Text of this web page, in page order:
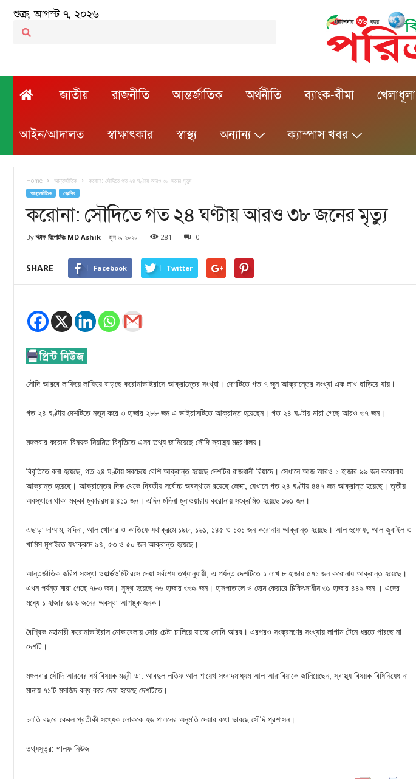
শুক্র, আগস্ট ৭, ২০২৬
জাতীয় রাজনীতি আন্তর্জাতিক অর্থনীতি ব্যাংক-বীমা খেলাধূলা
আইন/আদালত স্বাক্ষাৎকার স্বাস্থ্য অন্যান্য ক্যাম্পাস খবর
Home আন্তর্জাতিক করোনা: সৌদিতে গত ২৪ ঘণ্টায় আরও ৩৮ জনের মৃত্যু
আন্তর্জাতিক ব্রেকিং
করোনা: সৌদিতে গত ২৪ ঘণ্টায় আরও ৩৮ জনের মৃত্যু
By স্টাফ রিপোর্টারঃ MD Ashik - জুন ৯, ২০২০ 281 0
SHARE Facebook Twitter
সৌদি আরবে লাফিয়ে লাফিয়ে বাড়ছে করোনাভাইরাসে আক্রান্তের সংখ্যা। দেশটিতে গত ৭ জুন আক্রান্তের সংখ্যা এক লাখ ছাড়িয়ে যায়।
গত ২৪ ঘণ্টায় দেশটিতে নতুন করে ৩ হাজার ২৮৮ জন এ ভাইরাসটিতে আক্রান্ত হয়েছেন। গত ২৪ ঘণ্টায় মারা গেছে আরও ৩৭ জন।
মঙ্গলবার করোনা বিষয়ক নিয়মিত বিবৃতিতে এসব তথ্য জানিয়েছে সৌদি স্বাস্থ্য মন্ত্রণালয়।
বিবৃতিতে বলা হয়েছে, গত ২৪ ঘণ্টায় সবচেয়ে বেশি আক্রান্ত হয়েছে দেশটির রাজধানী রিয়াদে। সেখানে আজ আরও ১ হাজার ৯৯ জন করোনায়
আক্রান্ত হয়েছে। আক্রান্তের দিক থেকে দ্বিতীয় সর্বোচ্চ অবস্থানে রয়েছে জেদ্দা, যেখানে গত ২৪ ঘণ্টায় ৪৪৭ জন আক্রান্ত হয়েছে। তৃতীয়
অবস্থানে থাকা মক্কা মুকাররমায় ৪১১ জন। এদিন মদিনা মুনাওয়ারায় করোনায় সংক্রমিত হয়েছে ১৬১ জন।
এছাড়া দাম্মাম, মদিনা, আল খোবার ও কাতিফে যথাক্রমে ১৯৮, ১৬১, ১৪৫ ও ১৩১ জন করোনায় আক্রান্ত হয়েছে। আল হুফোফ, আল জুবাইল ও
খামিস মুশাইতে যথাক্রমে ৯৪, ৫৩ ও ৫০ জন আক্রান্ত হয়েছে।
আন্তর্জাতিক জরিপ সংস্থা ওয়ার্ল্ডওমিটারসে দেয়া সর্বশেষ তথ্যানুযায়ী, এ পর্যন্ত দেশটিতে ১ লাখ ৮ হাজার ৫৭১ জন করোনায় আক্রান্ত হয়েছে।
এখন পর্যন্ত মারা গেছে ৭৮৩ জন। সুস্থ হয়েছে ৭৬ হাজার ৩৩৯ জন। হাসপাতালে ও হোম কেয়ারে চিকিৎসাধীন ৩১ হাজার ৪৪৯ জন । এদের
মধ্যে ১ হাজার ৬৮৬ জনের অবস্থা আশঙ্কাজনক।
বৈশ্বিক মহামারী করোনাভাইরাস মোকাবেলায় জোর চেষ্টা চালিয়ে যাচ্ছে সৌদি আরব। এরপরও সংক্রমণের সংখ্যায় লাগাম টেনে ধরতে পারছে না
দেশটি।
মঙ্গলবার সৌদি আরবের ধর্ম বিষয়ক মন্ত্রী ডা. আবদুল লতিফ আল শায়েখ সংবাদমাধ্যম আল আরাবিয়াকে জানিয়েছেন, স্বাস্থ্য বিষয়ক বিধিনিষেধ না
মানায় ৭১টি মসজিদ বন্ধ করে দেয়া হয়েছে দেশটিতে।
চলতি বছরে কেবল প্রতীকী সংখ্যক লোককে হজ পালনের অনুমতি দেয়ার কথা ভাবছে সৌদি প্রশাসন।
তথ্যসূত্র: গালফ নিউজ